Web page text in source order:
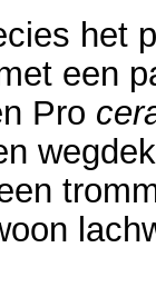
het
een
Pro